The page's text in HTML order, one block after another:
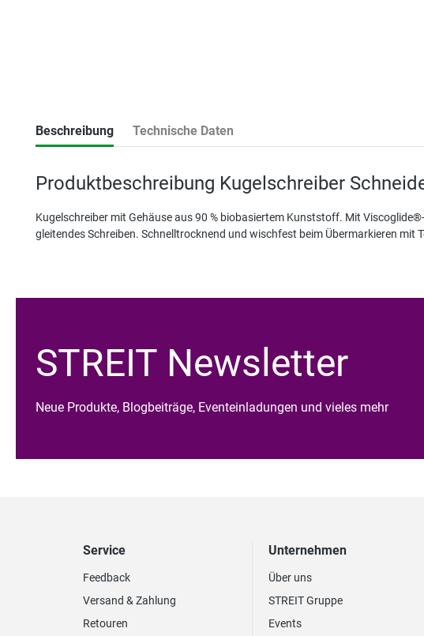
Beschreibung Technische Daten
Produktbeschreibung Kugelschreiber
Kugelschreiber mit Gehäuse aus 90 % biobasiertem Kunststoff. Mit
gleitendes Schreiben. Schnelltrocknend und wischfest beim Übermarkieren mit
STREIT Newsletter
Neue Produkte, Blogbeiträge, Eventeinladungen und vieles mehr
Service
Feedback
Versand & Zahlung
Retouren
Unternehmen
Über uns
STREIT Gruppe
Events